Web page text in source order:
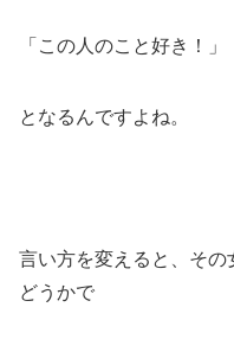
「この人のこと好き！」
となるんですよね。
言い方を変えると、そ
どうかで